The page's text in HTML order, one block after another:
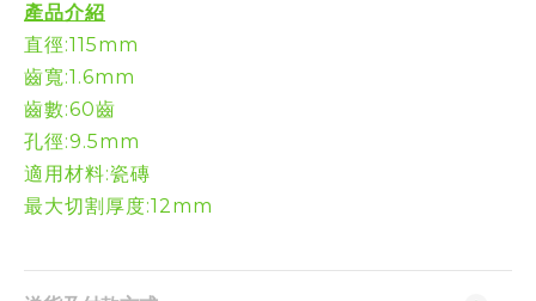
產品介紹
直徑:115mm
齒寬:1.6mm
齒數:60齒
孔徑:9.5mm
適用材料:瓷磚
最大切割厚度:12mm